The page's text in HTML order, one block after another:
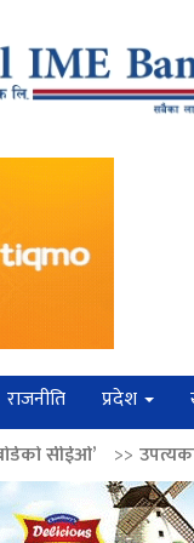
राजनीति प्रदेश
उपत्यकामा श्रृंखलाबद्ध